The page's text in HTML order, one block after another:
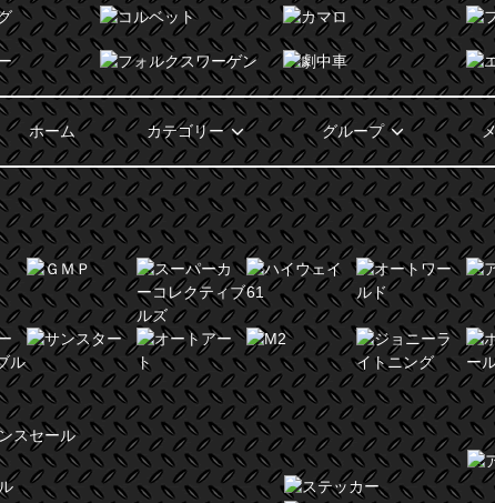
ホーム カテゴリー グループ